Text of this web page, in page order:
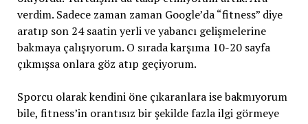
verdim. Sadece zaman zaman Google’da “fitness” diye
aratıp son 24 saatin yerli ve yabancı gelişmelerine
bakmaya çalışıyorum. O sırada karşıma 10-20 sayfa
çıkmışsa onlara göz atıp geçiyorum.
Sporcu olarak kendini öne çıkaranlara ise bakmıyorum
bile, fitness’in orantısız bir şekilde fazla ilgi görmeye